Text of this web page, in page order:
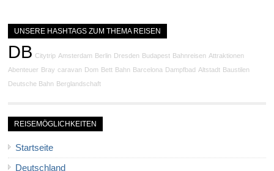
UNSERE HASHTAGS ZUM THEMA REISEN
DB Citytrip Amsterdam Berlin Dresden Budapest Bahnreisen Attraktionen
Abenteuer Bray caravan Dom Bett Bahn Barcelona Dampfbad Altstadt Baustilen
Deutsche Bahn Berglandschaft
REISEMÖGLICHKEITEN
Startseite
Deutschland